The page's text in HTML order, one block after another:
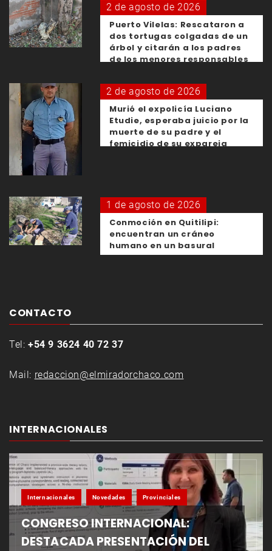
2 de agosto de 2026
Puerto Vilelas: Rescataron a
dos tortugas colgadas de un
árbol y citarán a los padres
de los menores responsables
2 de agosto de 2026
Murió el expolicía Luciano
Etudie, esperaba juicio por la
muerte de su padre y el
femicidio de su expareja
1 de agosto de 2026
Conmoción en Quitilipi:
encuentran un cráneo
humano en un basural
CONTACTO
Tel: +54 9 3624 40 72 37
Mail: redaccion@elmiradorchaco.com
INTERNACIONALES
Internacionales Novedades Provinciales
CONGRESO INTERNACIONAL:
DESTACADA PRESENTACIÓN DEL